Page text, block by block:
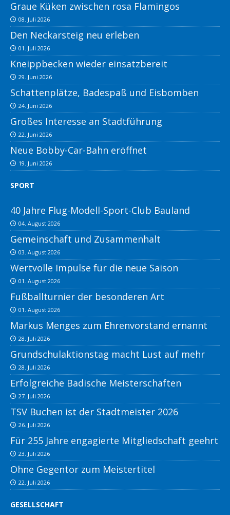
Graue Küken zwischen rosa Flamingos
08. Juli 2026
Den Neckarsteig neu erleben
01. Juli 2026
Kneippbecken wieder einsatzbereit
29. Juni 2026
Schattenplätze, Badespaß und Eisbomben
24. Juni 2026
Großes Interesse an Stadtführung
22. Juni 2026
Neue Bobby-Car-Bahn eröffnet
19. Juni 2026
SPORT
40 Jahre Flug-Modell-Sport-Club Bauland
04. August 2026
Gemeinschaft und Zusammenhalt
03. August 2026
Wertvolle Impulse für die neue Saison
01. August 2026
Fußballturnier der besonderen Art
01. August 2026
Markus Menges zum Ehrenvorstand ernannt
28. Juli 2026
Grundschulaktionstag macht Lust auf mehr
28. Juli 2026
Erfolgreiche Badische Meisterschaften
27. Juli 2026
TSV Buchen ist der Stadtmeister 2026
26. Juli 2026
Für 255 Jahre engagierte Mitgliedschaft geehrt
23. Juli 2026
Ohne Gegentor zum Meistertitel
22. Juli 2026
GESELLSCHAFT